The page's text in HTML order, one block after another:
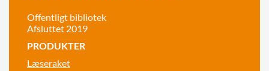
Offentligt bibliotek
Afsluttet 2019
PRODUKTER
Læseraket